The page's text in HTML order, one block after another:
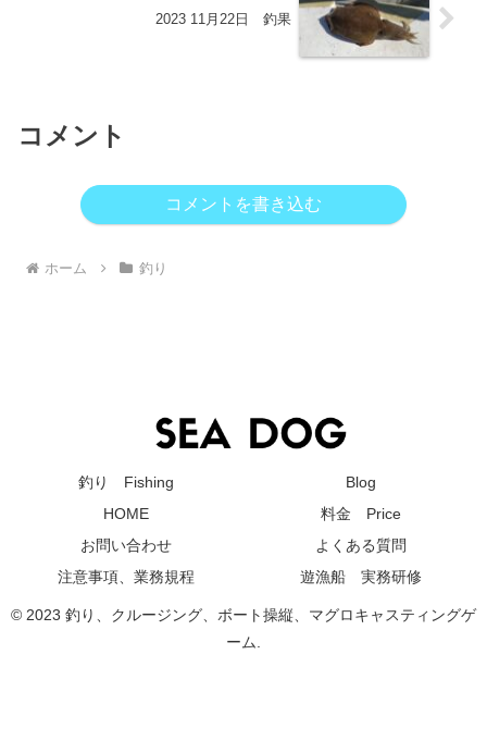
2023 11月22日 釣果
コメント
コメントを書き込む
ホーム 釣り
釣り Fishing
Blog
HOME
料金 Price
お問い合わせ
よくある質問
注意事項、業務規程
遊漁船 実務研修
© 2023 釣り、クルージング、ボート操縦、マグロキャスティングゲ
ーム.